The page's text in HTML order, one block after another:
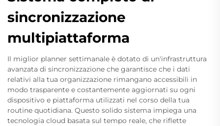
sincronizzazione
multipiattaforma
Il miglior planner settimanale è dotato di un'infrastruttura
avanzata di sincronizzazione che garantisce che i dati
relativi alla tua organizzazione rimangano accessibili in
modo trasparente e costantemente aggiornati su ogni
dispositivo e piattaforma utilizzati nel corso della tua
routine quotidiana. Questo solido sistema impiega una
tecnologia cloud basata sul tempo reale, che riflette